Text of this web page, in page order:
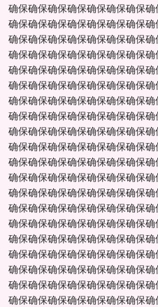
确保确保确保确保确保确保确保
确保确保确保确保确保确保确保
确保确保确保确保确保确保确保
确保确保确保确保确保确保确保
确保确保确保确保确保确保确保
确保确保确保确保确保确保确保
确保确保确保确保确保确保确保
确保确保确保确保确保确保确保
确保确保确保确保确保确保确保
确保确保确保确保确保确保确保
确保确保确保确保确保确保确保
确保确保确保确保确保确保确保
确保确保确保确保确保确保确保
确保确保确保确保确保确保确保
确保确保确保确保确保确保确保
确保确保确保确保确保确保确保
确保确保确保确保确保确保确保
确保确保确保确保确保确保确保
确保确保确保确保确保确保确保
确保确保确保确保确保确保确保